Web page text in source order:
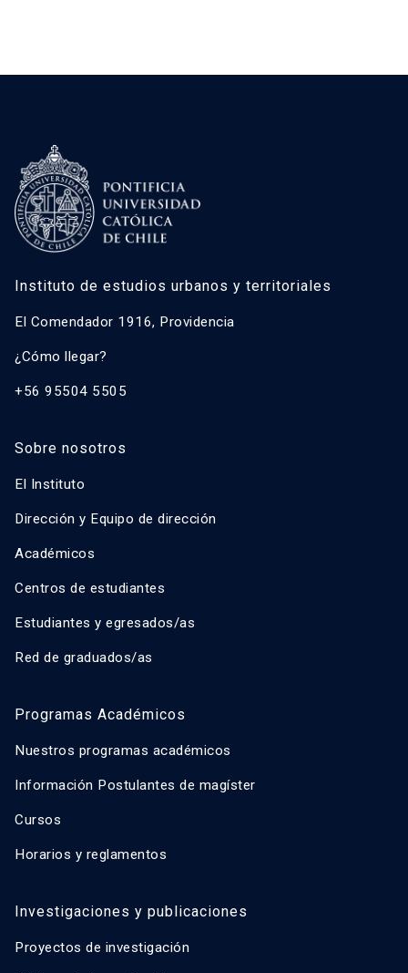
Instituto de estudios urbanos y territoriales
El Comendador 1916, Providencia
¿Cómo llegar?
+56 95504 5505
Sobre nosotros
El Instituto
Dirección y Equipo de dirección
Académicos
Centros de estudiantes
Estudiantes y egresados/as
Red de graduados/as
Programas Académicos
Nuestros programas académicos
Información Postulantes de magíster
Cursos
Horarios y reglamentos
Investigaciones y publicaciones
Proyectos de investigación